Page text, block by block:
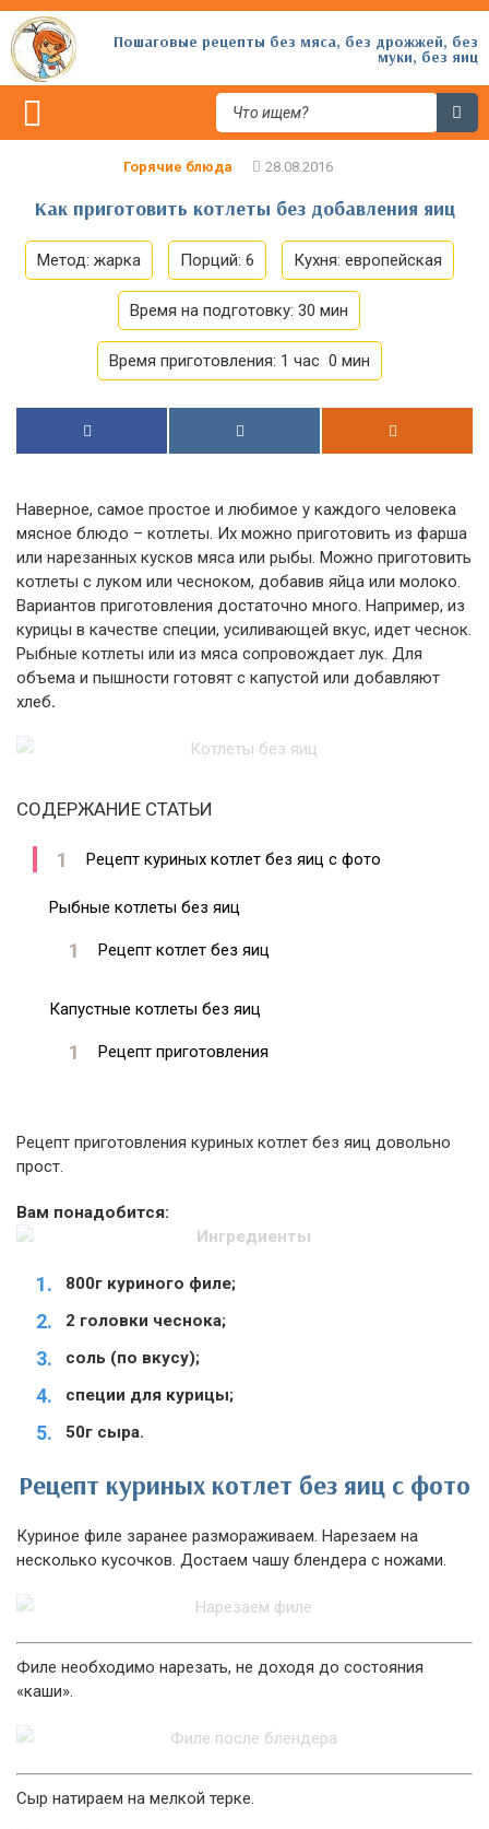
Пошаговые рецепты без мяса, без дрожжей, без
муки, без яиц
Горячие блюда
Как приготовить котлеты без добавления яиц
Метод: жарка Порций: 6 Кухня: европейская
Время на подготовку: 30 мин
Время приготовления: 1 час 0 мин
Наверное, самое простое и любимое у каждого человека
мясное блюдо – котлеты. Их можно приготовить из фарша
или нарезанных кусков мяса или рыбы. Можно приготовить
котлеты с луком или чесноком, добавив яйца или молоко.
Вариантов приготовления достаточно много. Например, из
курицы в качестве специи, усиливающей вкус, идет чеснок.
Рыбные котлеты или из мяса сопровождает лук. Для
объема и пышности готовят с капустой или добавляют
хлеб.
СОДЕРЖАНИЕ СТАТЬИ
Рецепт куриных котлет без яиц с фото
Рыбные котлеты без яиц
Рецепт котлет без яиц
Капустные котлеты без яиц
Рецепт приготовления
Рецепт приготовления куриных котлет без яиц довольно
прост.
Вам понадобится:
800г куриного филе;
2 головки чеснока;
соль (по вкусу);
специи для курицы;
50г сыра.
Рецепт куриных котлет без яиц с фото
Куриное филе заранее размораживаем. Нарезаем на
несколько кусочков. Достаем чашу блендера с ножами.
Филе необходимо нарезать, не доходя до состояния
«каши».
Сыр натираем на мелкой терке.